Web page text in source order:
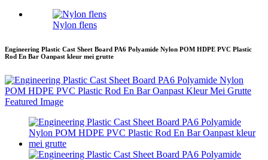
Nylon flens
Engineering Plastic Cast Sheet Board PA6 Polyamide Nylon POM HDPE PVC Plastic
Rod En Bar Oanpast kleur mei grutte